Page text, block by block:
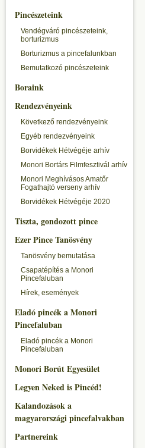
Pincészeteink
Vendégváró pincészeteink,
borturizmus
Borturizmus a pincefalunkban
Bemutatkozó pincészeteink
Boraink
Rendezvényeink
Következő rendezvényeink
Egyéb rendezvényeink
Borvidékek Hétvégéje arhív
Monori Bortárs Filmfesztivál arhív
Monori Meghívásos Amatőr
Fogathajtó verseny arhív
Borvidékek Hétvégéje 2020
Tiszta, gondozott pince
Ezer Pince Tanösvény
Tanösvény bemutatása
Csapatépítés a Monori
Pincefaluban
Hírek, események
Eladó pincék a Monori
Pincefaluban
Eladó pincék a Monori
Pincefaluban
Monori Borút Egyesület
Legyen Neked is Pincéd!
Kalandozások a
magyarországi pincefalvakban
Partnereink